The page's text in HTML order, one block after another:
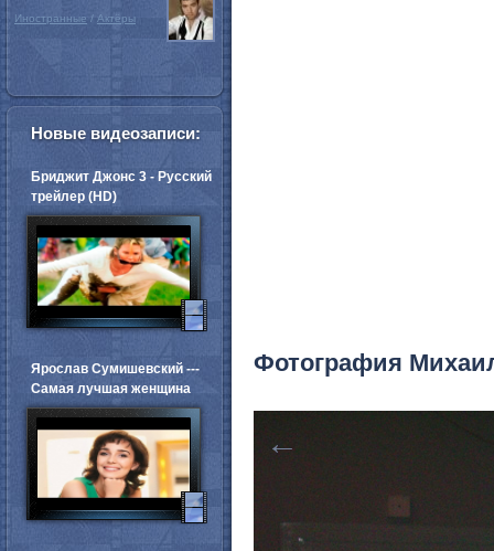
Фотография
←
Иностранные / Актёры
Новые видеозаписи:
Бриджит Джонс 3 - Русский
трейлер (HD)
Ярослав Сумишевский ---
Самая лучшая женщина